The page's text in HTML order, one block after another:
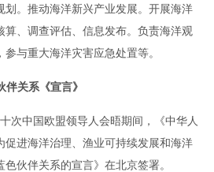
划。推动海洋新兴产业发展。开展海洋
算、调查评估、信息发布。负责海洋观
与重大海洋灾害应急处置等。
关系《宣言》
次中国欧盟领导人会晤期间，《中华人
促进海洋治理、渔业可持续发展和海洋
伙伴关系的宣言》在北京签署。